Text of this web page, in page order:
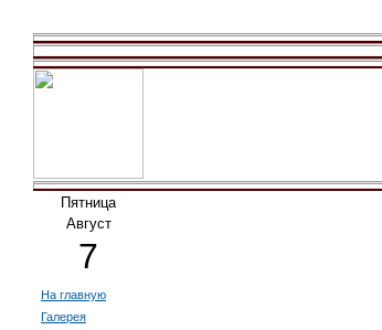
Пятница
Август
7
На главную
Галерея